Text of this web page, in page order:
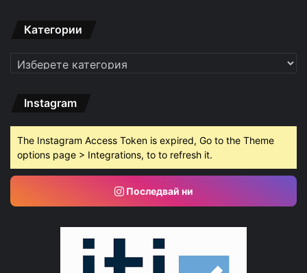
Категории
Категории
Instagram
The Instagram Access Token is expired, Go to the Theme
options page > Integrations, to to refresh it.
Последвай ни